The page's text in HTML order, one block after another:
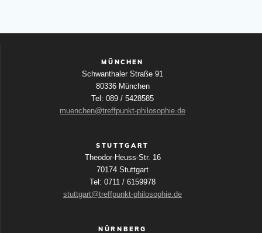
MÜNCHEN
Schwanthaler Straße 91
80336 München
Tel: 089 / 5428585
muenchen@treffpunkt-philosophie.de
STUTTGART
Theodor-Heuss-Str. 16
70174 Stuttgart
Tel: 0711 / 6159978
stuttgart@treffpunkt-philosophie.de
NÜRNBERG